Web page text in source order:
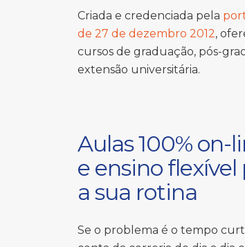
Criada e credenciada pela
de 27 de dezembro 2012,
cursos de graduação, pós-
extensão universitária.
Aulas 100% on-
e ensino flexível
a sua rotina
Se o problema é o tempo